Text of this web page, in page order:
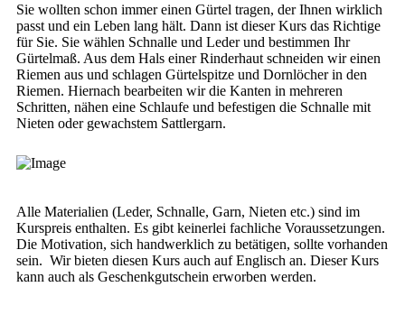
Sie wollten schon immer einen Gürtel tragen, der Ihnen wirklich
passt und ein Leben lang hält. Dann ist dieser Kurs das Richtige
für Sie. Sie wählen Schnalle und Leder und bestimmen Ihr
Gürtelmaß. Aus dem Hals einer Rinderhaut schneiden wir einen
Riemen aus und schlagen Gürtelspitze und Dornlöcher in den
Riemen. Hiernach bearbeiten wir die Kanten in mehreren
Schritten, nähen eine Schlaufe und befestigen die Schnalle mit
Nieten oder gewachstem Sattlergarn.
Alle Materialien (Leder, Schnalle, Garn, Nieten etc.) sind im
Kurspreis enthalten. Es gibt keinerlei fachliche Voraussetzungen.
Die Motivation, sich handwerklich zu betätigen, sollte vorhanden
sein. Wir bieten diesen Kurs auch auf Englisch an. Dieser Kurs
kann auch als Geschenkgutschein erworben werden.